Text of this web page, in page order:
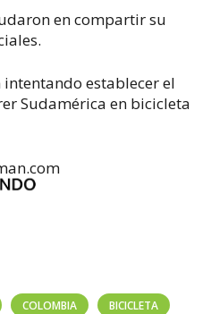
en compartir su
establecer el
Sudamérica en bicicleta
COLOMBIA BICICLETA